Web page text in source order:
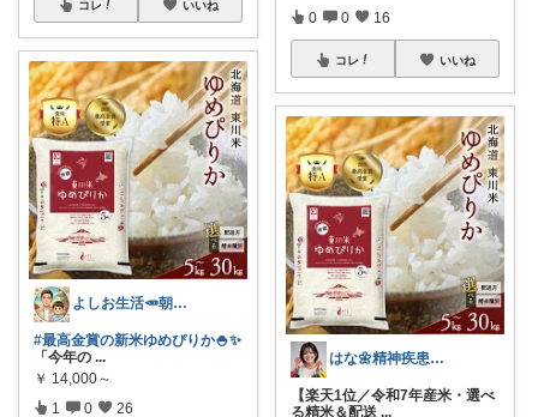
コレ いいね
よしお生活🥕朝6時頃コレ👟
#最高金賞の新米ゆめぴりか🍚✨
「今年の ...
￥ 14,000～
1 0 26
0 0 16
コレ いいね
はな🌼精神疾患の美容と生活🌼
【楽天1位／令和7年産米・選べ
る精米＆配送 ...